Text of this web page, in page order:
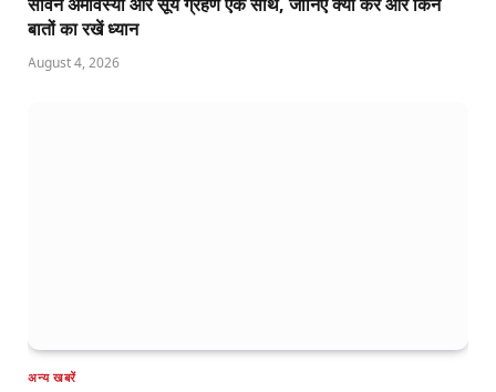
बातों का रखें ध्यान
August 4, 2026
अन्य खबरें